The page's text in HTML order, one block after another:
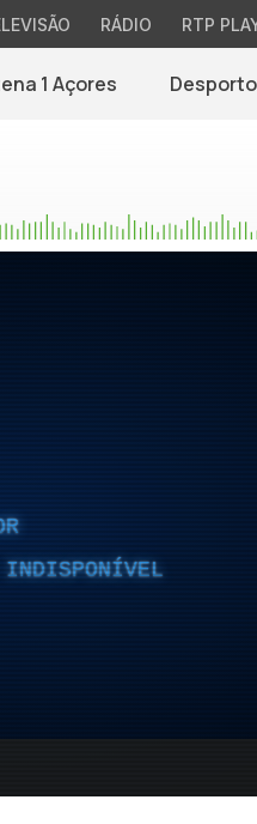
RÁDIO RTP
1 Açores Desporto
INDISPONÍVEL